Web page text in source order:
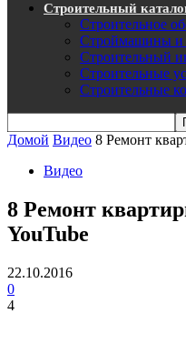
Строительный
Строительное
Строймашины и
Строительный
Строительные
Строительные
Домой Видео 8 Ремонт
Видео
8 Ремонт
YouTube
22.10.2016
0
4